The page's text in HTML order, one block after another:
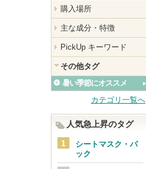
購入場所
主な成分・特徴
PickUp キーワード
その他タグ
暑い季節にオススメ
カテゴリ一覧へ
人気急上昇のタグ
シートマスク・パ
ック